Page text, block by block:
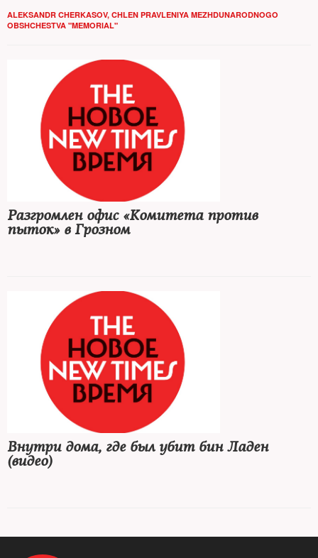
ALEKSANDR CHERKASOV, CHLEN PRAVLENIYA MEZHDUNARODNOGO
OBSHCHESTVA "MEMORIAL"
Разгромлен офис «Комитета против
пыток» в Грозном
Внутри дома, где был убит бин Ладен
(видео)